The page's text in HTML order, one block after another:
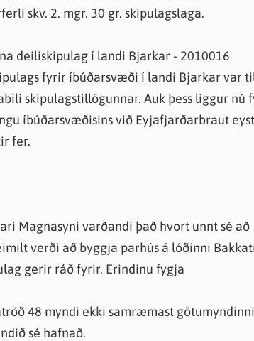
skv. 2. mgr. 30 gr. skipulagslaga.
deiliskipulag í landi Bjarkar - 2010016
fyrir íbúðarsvæði í landi Bjarkar var
skipulagstillögunnar. Auk þess liggur nú
íbúðarsvæðisins við Eyjafjarðarbraut
fer.
Magnasyni varðandi það hvort unnt sé að
verði að byggja parhús á lóðinni
gerir ráð fyrir. Erindinu fygja
48 myndi ekki samræmast
sé hafnað.